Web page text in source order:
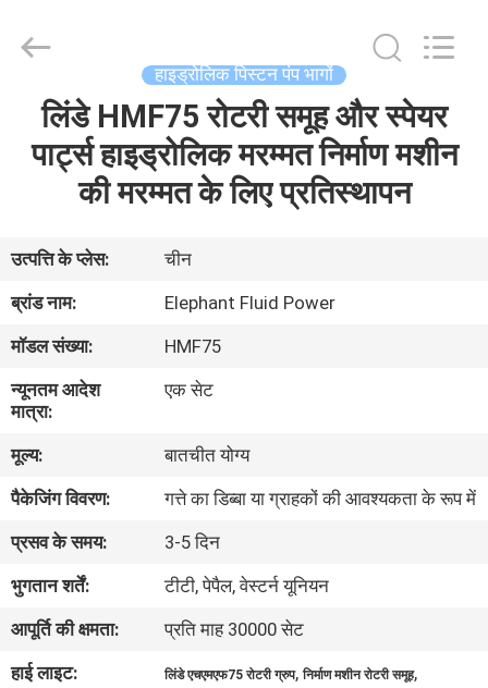
हमारे
बारे
में
कारखाना
भ्रमण
गुणवत्ता
नियंत्रण
संपर्क
करें
Power
Co.,Ltd.
Reserved.
हाइड्रोलिक पिस्टन पंप भागों
लिंडे HMF75 रोटरी समूह और स्पेयर
पार्ट्स हाइड्रोलिक मरम्मत निर्माण मशीन
की मरम्मत के लिए प्रतिस्थापन
उत्पत्ति के प्लेस:
चीन
ब्रांड नाम:
Elephant Fluid Power
मॉडल संख्या:
HMF75
न्यूनतम आदेश
मात्रा:
एक सेट
मूल्य:
बातचीत योग्य
पैकेजिंग विवरण:
गत्ते का डिब्बा या ग्राहकों की आवश्यकता के रूप में
प्रसव के समय:
3-5 दिन
भुगतान शर्तें:
टीटी, पेपैल, वेस्टर्न यूनियन
आपूर्ति की क्षमता:
प्रति माह 30000 सेट
हाई लाइट:
लिंडे एचएमएफ75 रोटरी ग्रुप,निर्माण मशीन रोटरी समूह,